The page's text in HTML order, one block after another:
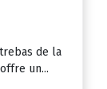
de la
un...